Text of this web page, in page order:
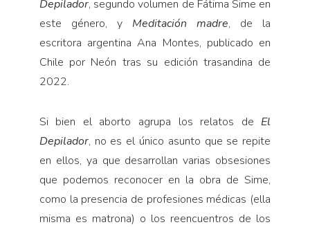
Depilador, segundo volumen de Fátima Sime en
este género, y Meditación madre, de la
escritora argentina Ana Montes, publicado en
Chile por Neón tras su edición trasandina de
2022.
Si bien el aborto agrupa los relatos de El
Depilador, no es el único asunto que se repite
en ellos, ya que desarrollan varias obsesiones
que podemos reconocer en la obra de Sime,
como la presencia de profesiones médicas (ella
misma es matrona) o los reencuentros de los